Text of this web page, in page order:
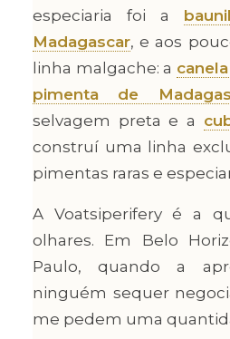
especiaria foi a
Madagascar, e aos
linha malgache: a
pimenta de
selvagem preta e a
construí uma linha
pimentas raras e
A Voatsiperifery é a
olhares. Em Belo
Paulo, quando a
ninguém sequer
me pedem uma